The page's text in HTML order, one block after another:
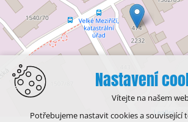
Leaflet | ©
Nastavení
Vítejte na našem
Potřebujeme nastavit cookies a související